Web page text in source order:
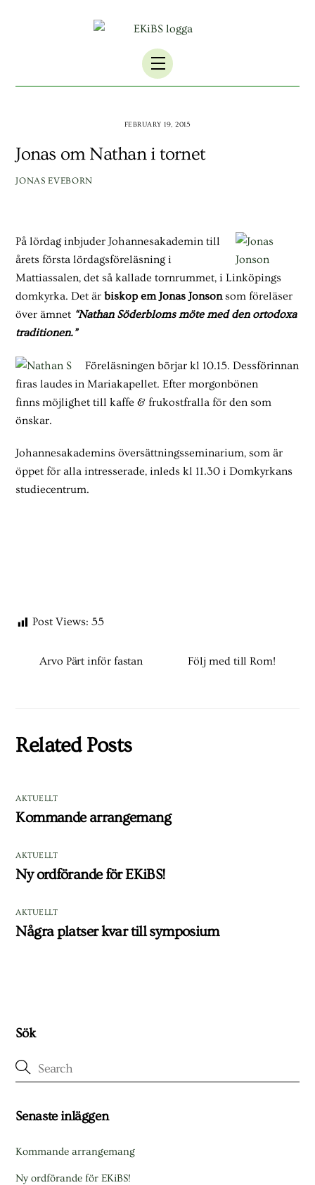
Menu
FEBRUARY 19, 2015
Jonas om Nathan i tornet
JONAS EVEBORN
På lördag inbjuder Johannesakademin till
årets första lördagsföreläsning i
Mattiassalen, det så kallade tornrummet, i Linköpings
domkyrka. Det ärbiskop em Jonas Jonsonsom föreläser
över ämnet “Nathan Söderbloms möte med den ortodoxa
traditionen.”
Föreläsningen börjar kl 10.15. Dessförinnan
firas laudes in Mariakapellet. Efter morgonbönen
finns möjlighet till kaffe & frukostfralla för den som
önskar.
Johannesakademins översättningsseminarium, som är
öppet för alla intresserade, inleds kl 11.30 i Domkyrkans
studiecentrum.
Post Views: 55
Arvo Pärt inför fastan Följ med till Rom!
Related Posts
AKTUELLT
Kommande arrangemang
AKTUELLT
Ny ordförande för EKiBS!
AKTUELLT
Några platser kvar till symposium
Sök
Senaste inläggen
Kommande arrangemang
Ny ordförande för EKiBS!